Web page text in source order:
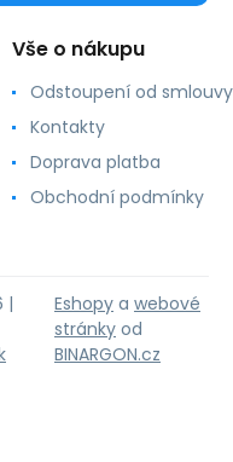
Vše o nákupu
Odstoupení od smlouvy
Kontakty
Doprava platba
Obchodní podmínky
|
Eshopy a webové
stránky od
BINARGON.cz